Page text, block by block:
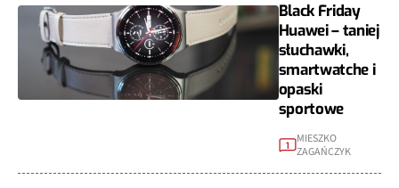
Black Friday
Huawei – taniej
słuchawki,
smartwatche i
opaski
sportowe
1
MIESZKO
ZAGAŃCZYK